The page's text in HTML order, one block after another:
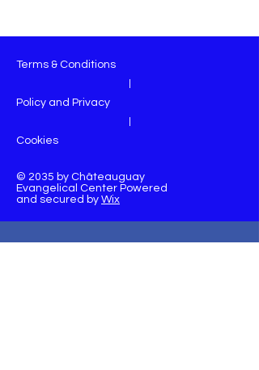
Terms & Conditions
Policy and Privacy
Cookies
© 2035 by Châteauguay
Evangelical Center Powered
and secured by Wix